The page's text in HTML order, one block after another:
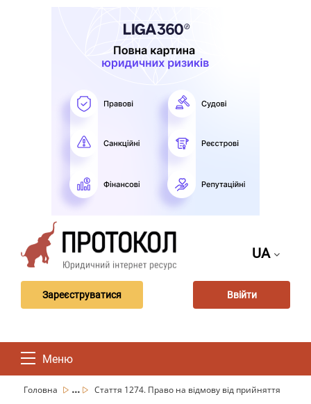
UA
Зареєструватися Ввійти
Меню
Головна ...
Стаття 1274. Право на відмову від прийняття